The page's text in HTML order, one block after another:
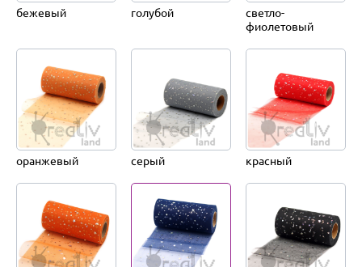
бежевый голубой
светло-
фиолетовый
оранжевый серый красный